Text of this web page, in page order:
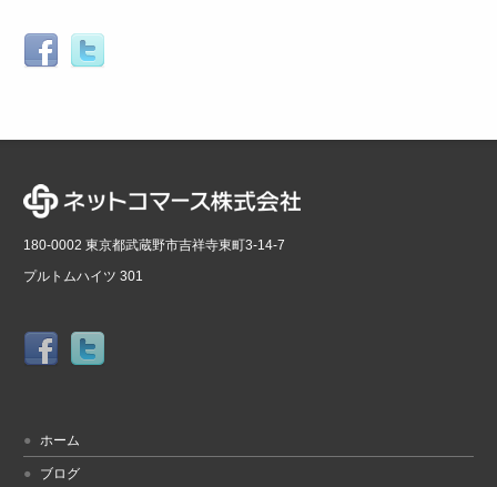
180-0002 東京都武蔵野市吉祥寺東町3-14-7
プルトムハイツ 301
ホーム
ブログ